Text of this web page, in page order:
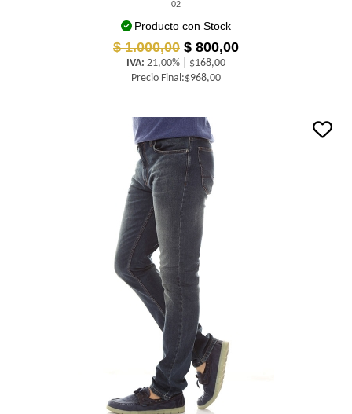
02
Producto con Stock
$ 1.000,00 $ 800,00
IVA: 21,00% | $168,00
Precio Final:$968,00